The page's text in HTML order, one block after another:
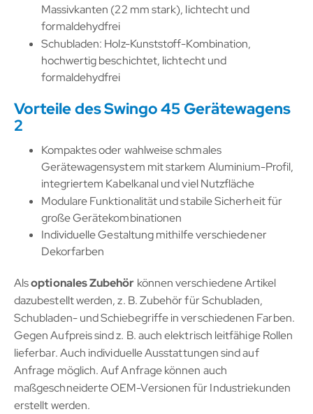
Massivkanten (22 mm stark), lichtecht und
formaldehydfrei
Schubladen: Holz-Kunststoff-Kombination,
hochwertig beschichtet, lichtecht und
formaldehydfrei
Vorteile des Swingo 45 Gerätewagens
2
Kompaktes oder wahlweise schmales
Gerätewagensystem mit starkem Aluminium-Profil,
integriertem Kabelkanal und viel Nutzfläche
Modulare Funktionalität und stabile Sicherheit für
große Gerätekombinationen
Individuelle Gestaltung mithilfe verschiedener
Dekorfarben
Alsoptionales Zubehör können verschiedene Artikel
dazubestellt werden, z. B. Zubehör für Schubladen,
Schubladen- und Schiebegriffe in verschiedenen Farben.
Gegen Aufpreis sind z. B. auch elektrisch leitfähige Rollen
lieferbar. Auch individuelle Ausstattungen sind auf
Anfrage möglich. Auf Anfrage können auch
maßgeschneiderte OEM-Versionen für Industriekunden
erstellt werden.